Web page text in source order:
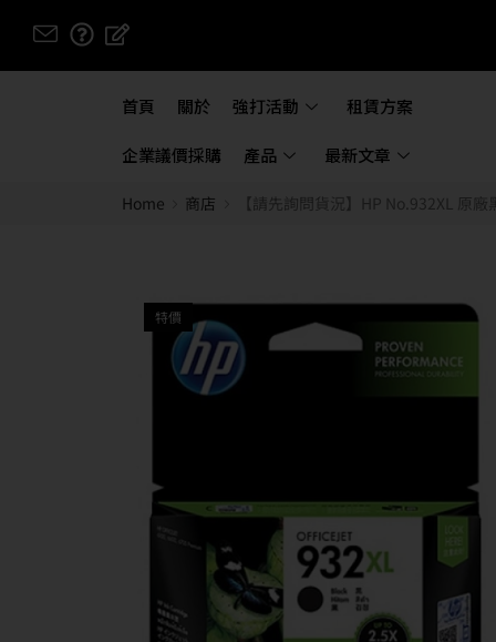
首頁 關於 強打活動 租賃方案
企業議價採購 產品 最新文章
Home 商店 【請先詢問貨況】HP No.932XL 原
特價